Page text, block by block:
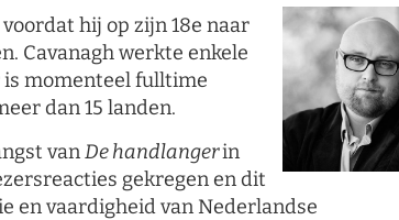
hij op zijn 18e naar
Cavanagh werkte enkele
momenteel fulltime
dan 15 landen.
vanDe handlangerin
gekregen en dit
en vaardigheid van Nederlandse